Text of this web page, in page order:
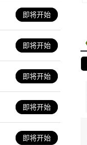
即将开始
即将开始
即将开始
即将开始
即将开始